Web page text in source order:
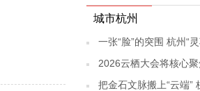
城市杭州
一张“脸”的突围 杭州“灵
2026云栖大会将核心聚
把金石文脉搬上“云端”